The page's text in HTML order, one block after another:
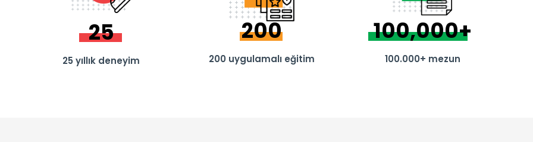
25
25 yıllık deneyim
200
200 uygulamalı eğitim
100,000+
100.000+ mezun